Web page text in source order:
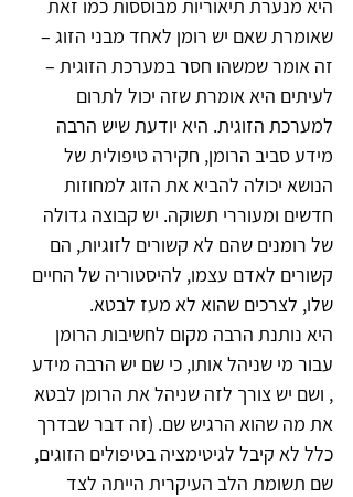
היא מנערת תיאוריות מבוססות כמו זאת
שאומרת שאם יש רומן לאחד מבני הזוג –
זה אומר שמשהו חסר במערכת הזוגית –
לעיתים היא אומרת שזה יכול לתרום
למערכת הזוגית. היא יודעת שיש הרבה
מידע סביב הרומן, חקירה טיפולית של
הנושא יכולה להביא את הזוג למחוזות
חדשים ומעוררי תשוקה. יש קבוצה גדולה
של רומנים שהם לא קשורים לזוגיות, הם
קשורים לאדם עצמו, להיסטוריה של החיים
שלו, לצרכים שהוא לא מעז לבטא.
היא נותנת הרבה מקום לחשיבות הרומן
עבור מי שניהל אותו, כי שם יש הרבה מידע
, ושם יש צורך לזה שניהל את הרומן לבטא
את מה שהוא הרגיש שם. (זה דבר שבדרך
כלל לא קיבל לגיטימציה בטיפולים הזוגים,
שם תשומת הלב העיקרית הייתה לצד